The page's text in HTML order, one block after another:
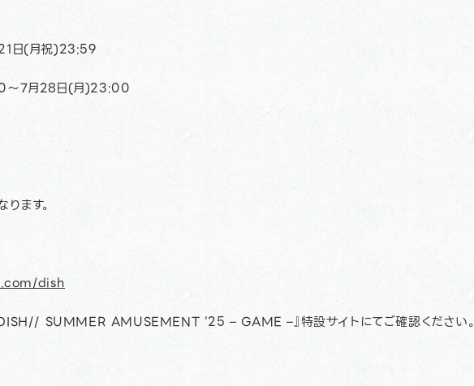
日(月祝)23:59
～7月28日(月)23:00
ます。
dish
SUMMER AMUSEMENT ’25 – GAME –』特設サイトにてご確認ください。